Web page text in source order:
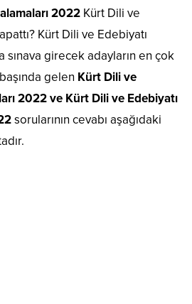
2022 Kürt Dili ve
Kürt Dili ve Edebiyatı
sınava girecek adayların en çok
gelen Kürt Dili ve
2022 ve Kürt Dili ve Edebiyatı
sorularının cevabı aşağıdaki